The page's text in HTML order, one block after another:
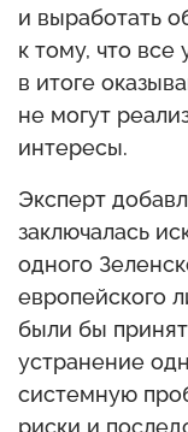
и выработать
к тому, что все
в итоге
не могут
интересы.
Эксперт
заключалась
одного
европейского
были бы
устранение
системную
риски и